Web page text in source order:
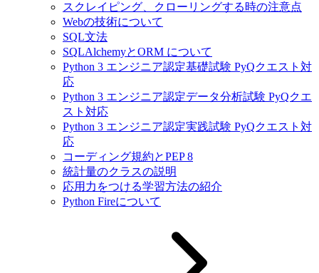
スクレイピング、クローリングする時の注意点
Webの技術について
SQL文法
SQLAlchemyとORM について
Python 3 エンジニア認定基礎試験 PyQクエスト対
応
Python 3 エンジニア認定データ分析試験 PyQクエ
スト対応
Python 3 エンジニア認定実践試験 PyQクエスト対
応
コーディング規約とPEP 8
統計量のクラスの説明
応用力をつける学習方法の紹介
Python Fireについて